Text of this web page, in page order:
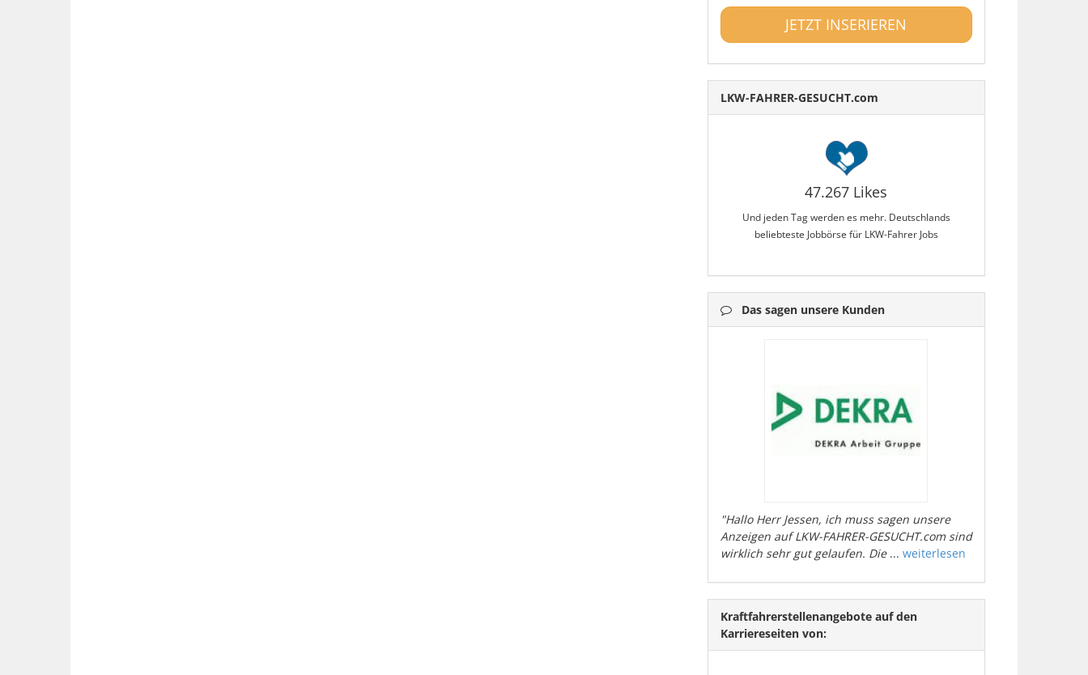
JETZT INSERIEREN
LKW-FAHRER-GESUCHT.com
47.267 Likes
Und jeden Tag werden es mehr. Deutschlands
beliebteste Jobbörse für LKW-Fahrer Jobs
Das sagen unsere Kunden
"Hallo Herr Jessen, ich muss sagen unsere
Anzeigen auf LKW-FAHRER-GESUCHT.com sind
wirklich sehr gut gelaufen. Die... weiterlesen
Kraftfahrerstellenangebote auf den
Karriereseiten von: